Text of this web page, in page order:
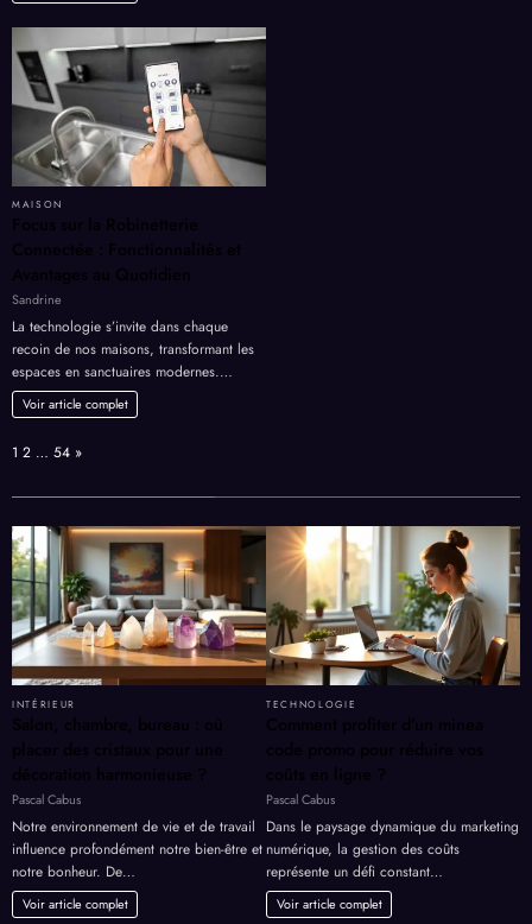
MAISON
Focus sur la Robinetterie
Connectée : Fonctionnalités et
Avantages au Quotidien
Sandrine
La technologie s’invite dans chaque
recoin de nos maisons, transformant les
espaces en sanctuaires modernes.…
Voir article complet
Page:
1 2 … 54 Next
»
INTÉRIEUR
Salon, chambre, bureau : où
placer des cristaux pour une
décoration harmonieuse ?
Pascal Cabus
Notre environnement de vie et de travail
influence profondément notre bien-être et
notre bonheur. De…
Voir article complet
TECHNOLOGIE
Comment profiter d’un minea
code promo pour réduire vos
coûts en ligne ?
Pascal Cabus
Dans le paysage dynamique du marketing
numérique, la gestion des coûts
représente un défi constant…
Voir article complet